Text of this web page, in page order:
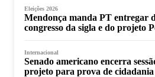
Eleições 2026
Mendonça manda PT entregar
congresso da sigla e do projeto
Internacional
Senado americano encerra
projeto para prova de cidadania